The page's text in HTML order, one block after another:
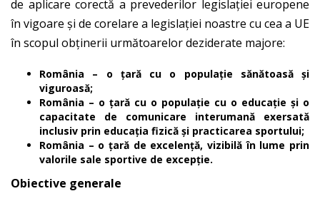
de aplicare corectă a prevederilor legislaţiei europene
în vigoare şi de corelare a legislaţiei noastre cu cea a UE
în scopul obţinerii următoarelor deziderate majore:
România – o ţarăcu o populaţie sănătoasă şi
viguroasă;
România – o ţară cu o populaţie cu o educaţie şi o
capacitate de comunicare interumană exersată
inclusiv prin educaţia fizică şi practicarea sportului;
România – o ţară de excelenţă, vizibilă în lume prin
valorile sale sportive de excepţie.
Obiective generale